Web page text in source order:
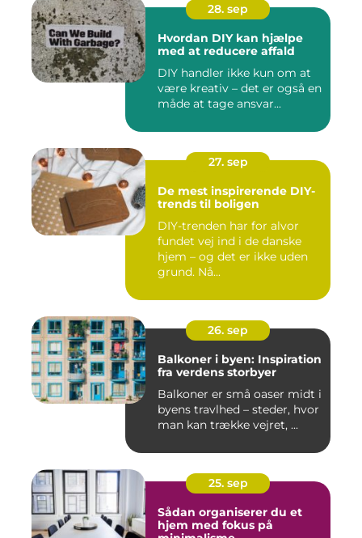
28. sep
Hvordan DIY kan hjælpe
med at reducere affald
DIY handler ikke kun om at
være kreativ – det er også en
måde at tage ansvar...
27. sep
De mest inspirerende DIY-
trends til boligen
DIY-trenden har for alvor
fundet vej ind i de danske
hjem – og det er ikke uden
grund. Nå...
26. sep
Balkoner i byen: Inspiration
fra verdens storbyer
Balkoner er små oaser midt i
byens travlhed – steder, hvor
man kan trække vejret, ...
25. sep
Sådan organiserer du et
hjem med fokus på